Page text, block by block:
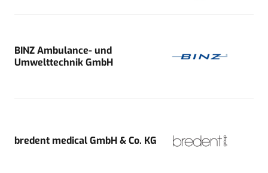
BINZ Ambulance- und
Umwelttechnik GmbH
bredent medical GmbH & Co. KG